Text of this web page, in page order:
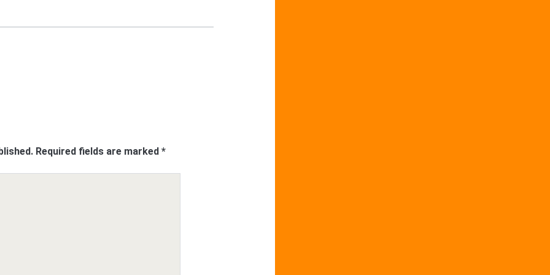
Required fields are marked*